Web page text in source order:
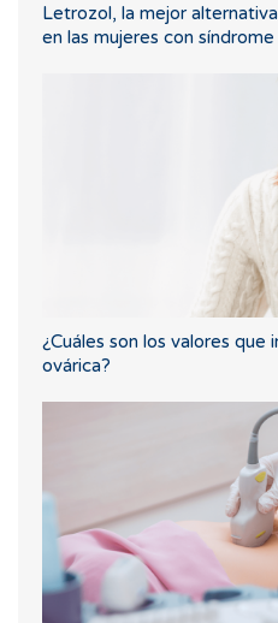
Letrozol, la mejor
en las mujeres con
¿Cuáles son los valores que
ovárica?